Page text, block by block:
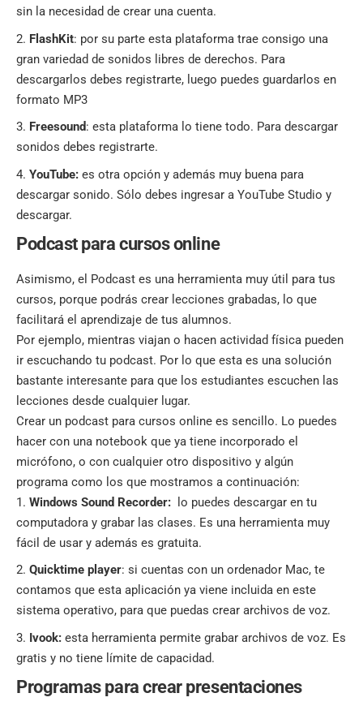
sin la necesidad de crear una cuenta.
FlashKit: por su parte esta plataforma trae consigo una
gran variedad de sonidos libres de derechos. Para
descargarlos debes registrarte, luego puedes guardarlos en
formato MP3
Freesound: esta plataforma lo tiene todo. Para descargar
sonidos debes registrarte.
YouTube: es otra opción y además muy buena para
descargar sonido. Sólo debes ingresar a YouTube Studio y
descargar.
Podcast para cursos online
Asimismo, el Podcast es una herramienta muy útil para tus
cursos, porque podrás crear lecciones grabadas, lo que
facilitará el aprendizaje de tus alumnos.
Por ejemplo, mientras viajan o hacen actividad física pueden
ir escuchando tu podcast. Por lo que esta es una solución
bastante interesante para que los estudiantes escuchen las
lecciones desde cualquier lugar.
Crear un podcast para cursos online es sencillo. Lo puedes
hacer con una notebook que ya tiene incorporado el
micrófono, o con cualquier otro dispositivo y algún
programa como los que mostramos a continuación:
Windows Sound Recorder:
lo puedes descargar en tu
computadora y grabar las clases. Es una herramienta muy
fácil de usar y además es gratuita.
Quicktime player: si cuentas con un ordenador Mac, te
contamos que esta aplicación ya viene incluida en este
sistema operativo, para que puedas crear archivos de voz.
Ivook: esta herramienta permite grabar archivos de voz. Es
gratis y no tiene límite de capacidad.
Programas para crear presentaciones